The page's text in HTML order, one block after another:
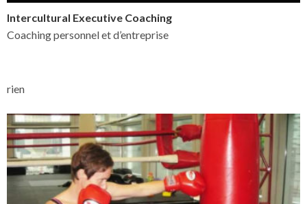
Intercultural Executive Coaching
Coaching personnel et d’entreprise
rien